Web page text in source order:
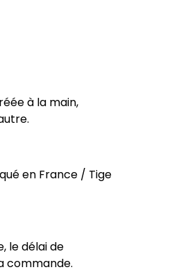
à la main,
en France / Tige
le délai de
commande.